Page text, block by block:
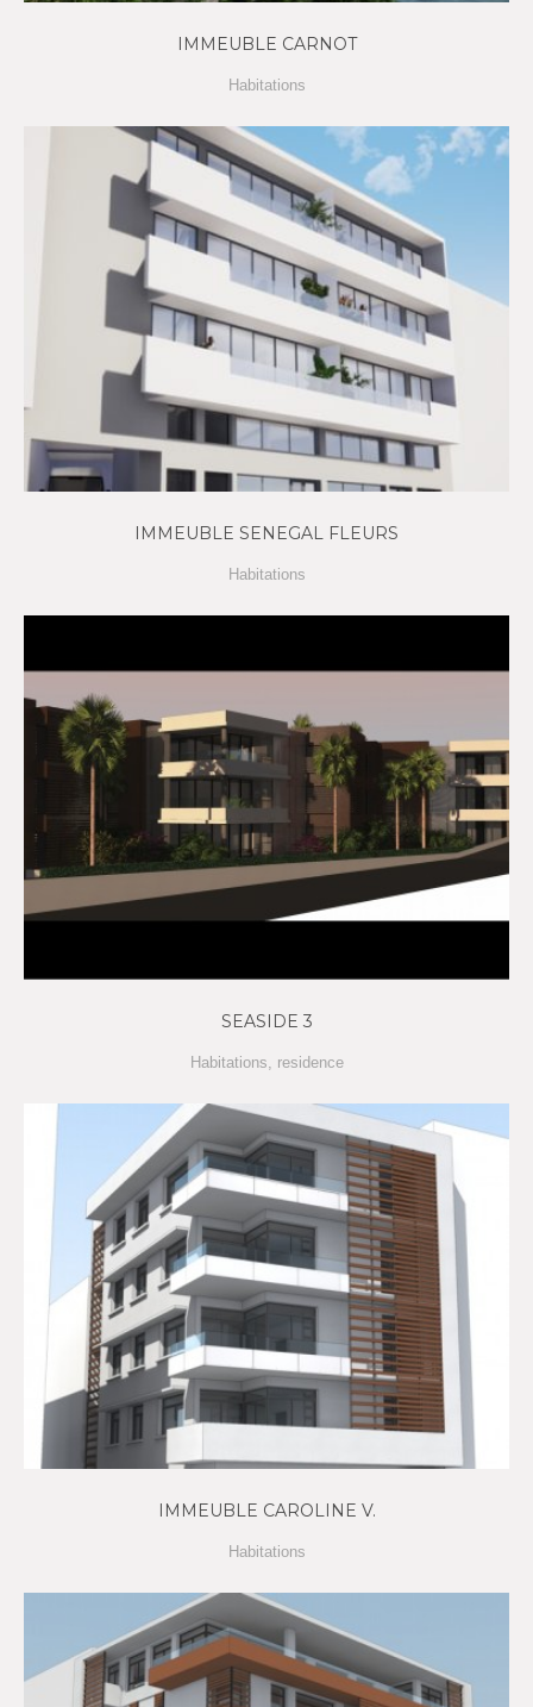
IMMEUBLE CARNOT
Habitations
IMMEUBLE SENEGAL FLEURS
Habitations
SEASIDE 3
Habitations, residence
IMMEUBLE CAROLINE V.
Habitations